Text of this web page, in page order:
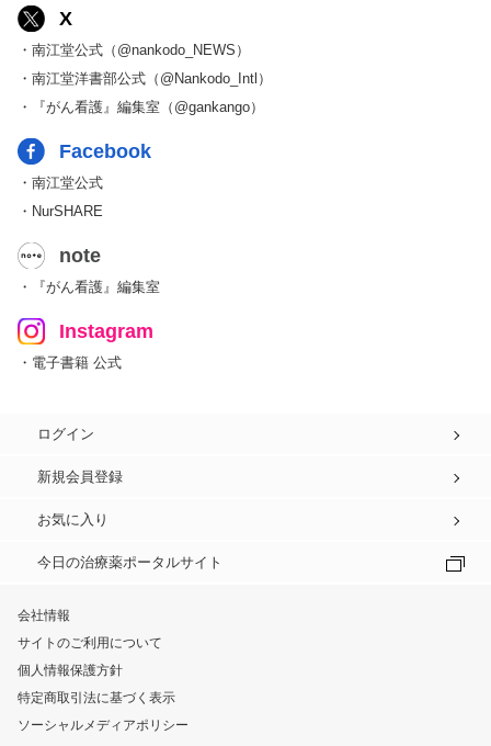
X
・南江堂公式（@nankodo_NEWS）
・南江堂洋書部公式（@Nankodo_Intl）
・『がん看護』編集室（@gankango）
Facebook
・南江堂公式
・NurSHARE
note
・『がん看護』編集室
Instagram
・電子書籍 公式
ログイン
新規会員登録
お気に入り
今日の治療薬ポータルサイト
会社情報
サイトのご利用について
個人情報保護方針
特定商取引法に基づく表示
ソーシャルメディアポリシー